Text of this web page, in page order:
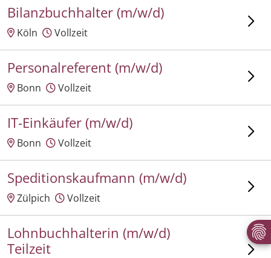
Bilanzbuchhalter (m/w/d)
Köln Vollzeit
Personalreferent (m/w/d)
Bonn Vollzeit
IT-Einkäufer (m/w/d)
Bonn Vollzeit
Speditionskaufmann (m/w/d)
Zülpich Vollzeit
Lohnbuchhalterin (m/w/d)
Teilzeit